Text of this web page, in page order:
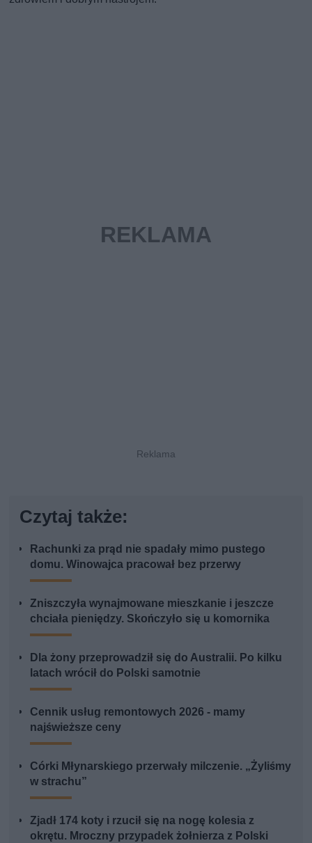
Czytaj także:
Rachunki za prąd nie spadały mimo pustego
domu. Winowajca pracował bez przerwy
Zniszczyła wynajmowane mieszkanie i jeszcze
chciała pieniędzy. Skończyło się u komornika
Dla żony przeprowadził się do Australii. Po kilku
latach wrócił do Polski samotnie
Cennik usług remontowych 2026 - mamy
najświeższe ceny
Córki Młynarskiego przerwały milczenie. „Żyliśmy
w strachu”
Zjadł 174 koty i rzucił się na nogę kolesia z
okrętu. Mroczny przypadek żołnierza z Polski